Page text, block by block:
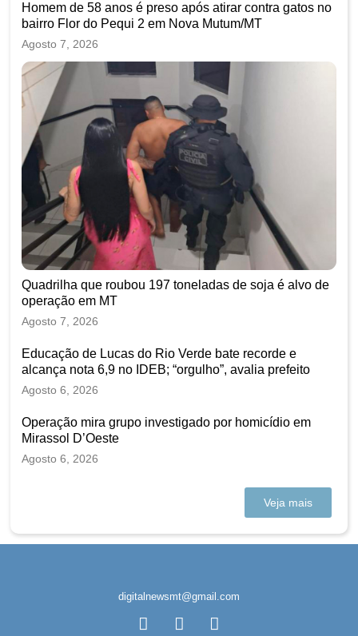
Homem de 58 anos é preso após atirar contra gatos no
bairro Flor do Pequi 2 em Nova Mutum/MT
Agosto 7, 2026
Quadrilha que roubou 197 toneladas de soja é alvo de
operação em MT
Agosto 7, 2026
Educação de Lucas do Rio Verde bate recorde e
alcança nota 6,9 no IDEB; “orgulho”, avalia prefeito
Agosto 6, 2026
Operação mira grupo investigado por homicídio em
Mirassol D’Oeste
Agosto 6, 2026
Veja mais
digitalnewsmt@gmail.com